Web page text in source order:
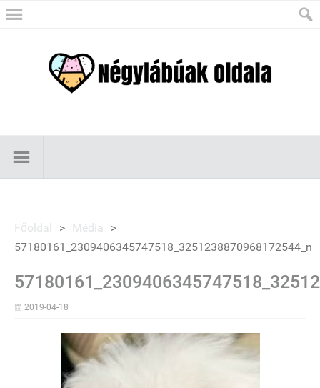
Főoldal > Média
>
57180161_2309406345747518_3251238870968172544_n
2019-04-18